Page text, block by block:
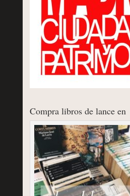
Compra libros de lance en